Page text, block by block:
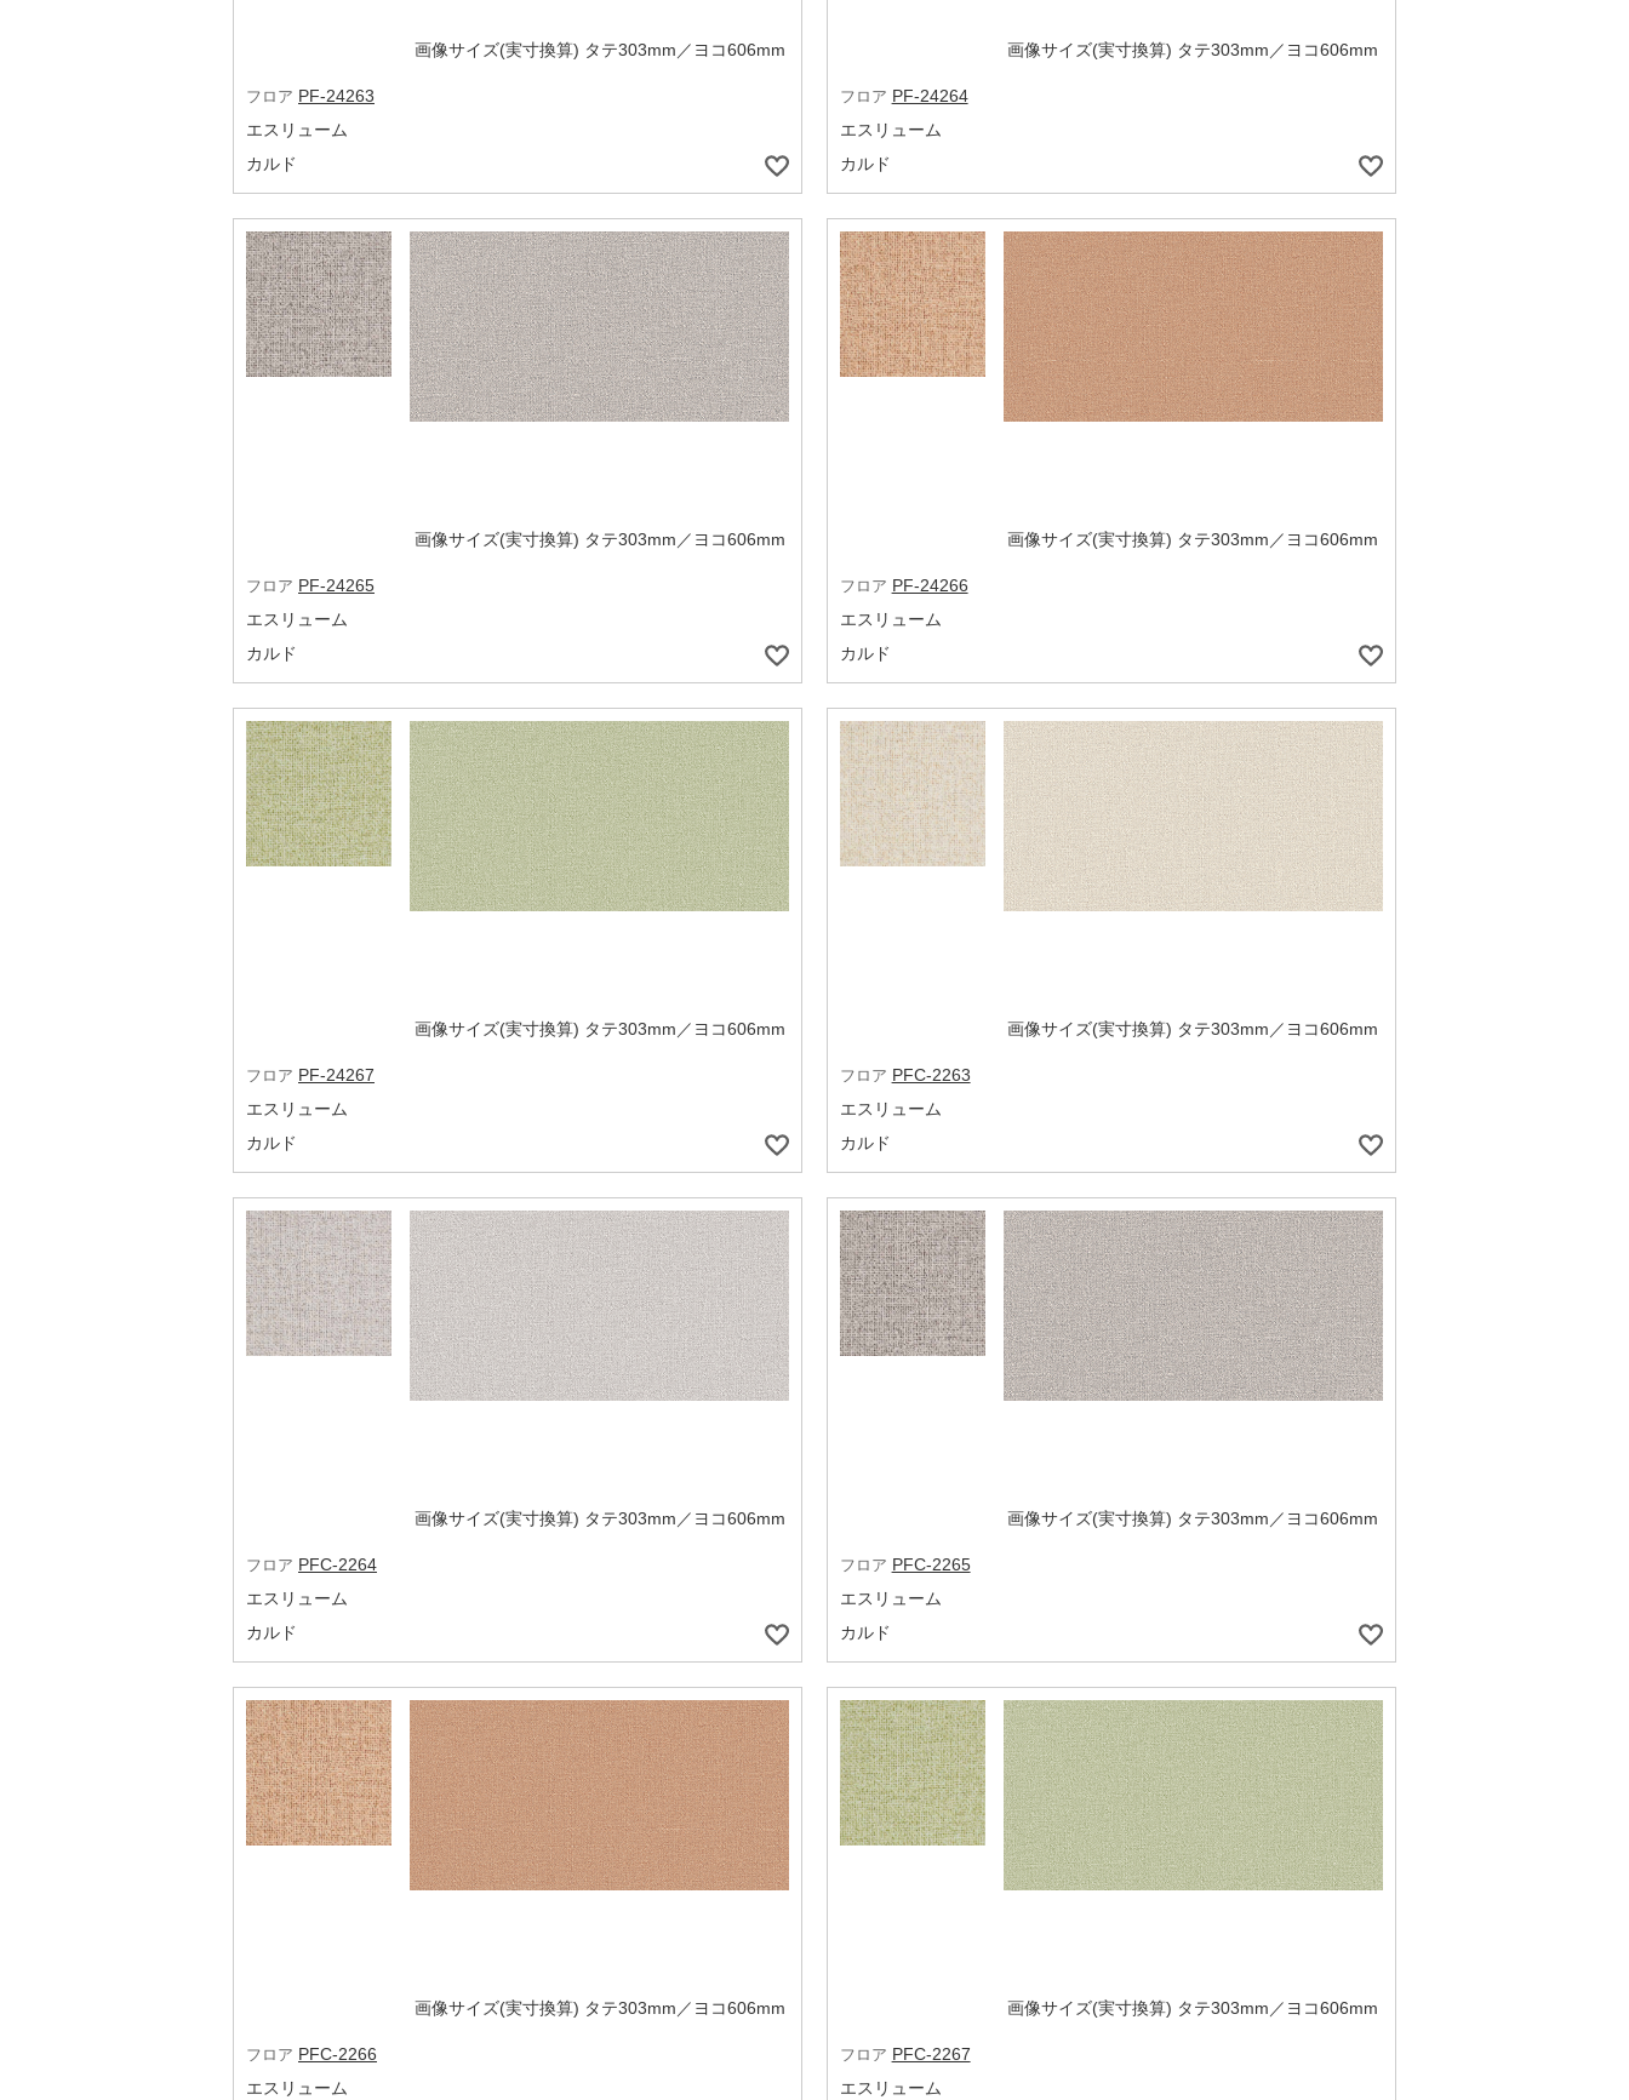
画像サイズ(実寸換算) タテ303mm／ヨコ606mm
フロア PF-24263
エスリューム
カルド
画像サイズ(実寸換算) タテ303mm／ヨコ606mm
フロア PF-24264
エスリューム
カルド
画像サイズ(実寸換算) タテ303mm／ヨコ606mm
フロア PF-24265
エスリューム
カルド
画像サイズ(実寸換算) タテ303mm／ヨコ606mm
フロア PF-24266
エスリューム
カルド
画像サイズ(実寸換算) タテ303mm／ヨコ606mm
フロア PF-24267
エスリューム
カルド
画像サイズ(実寸換算) タテ303mm／ヨコ606mm
フロア PFC-2263
エスリューム
カルド
画像サイズ(実寸換算) タテ303mm／ヨコ606mm
フロア PFC-2264
エスリューム
カルド
画像サイズ(実寸換算) タテ303mm／ヨコ606mm
フロア PFC-2265
エスリューム
カルド
画像サイズ(実寸換算) タテ303mm／ヨコ606mm
フロア PFC-2266
エスリューム
画像サイズ(実寸換算) タテ303mm／ヨコ606mm
フロア PFC-2267
エスリューム